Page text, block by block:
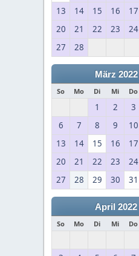
13
14 15 16 17
20
21 22 23 24
27
28
März 2022
So Mo Di Mi Do
1 2 3
6
7 8 9 10
13
14 15 16 17
20
21 22 23 24
27
28 29 30 31
April 2022
So Mo Di Mi Do